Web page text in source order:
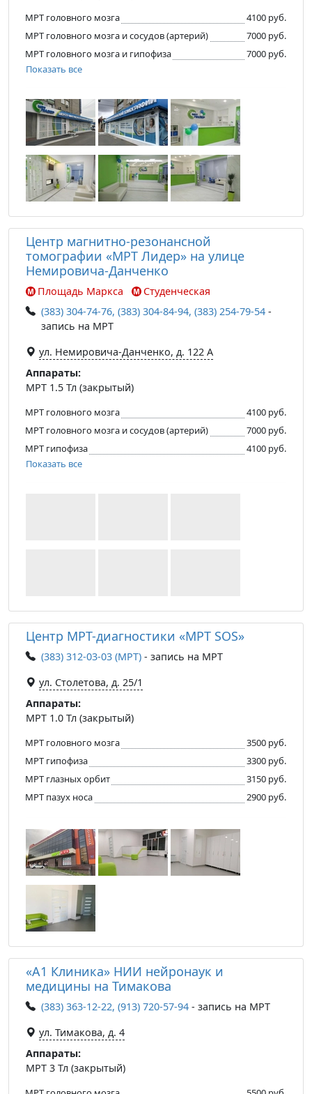
МРТ головного мозга
4100 руб.
МРТ головного мозга и сосудов (артерий)
7000 руб.
МРТ головного мозга и гипофиза
7000 руб.
Показать все
Центр магнитно-резонансной
томографии «МРТ Лидер» на улице
Немировича-Данченко
Площадь Маркса
Студенческая
(383) 304-74-76, (383) 304-84-94, (383) 254-79-54 -
запись на МРТ
ул. Немировича-Данченко, д. 122 А
Аппараты:
МРТ 1.5 Тл (закрытый)
МРТ головного мозга
4100 руб.
МРТ головного мозга и сосудов (артерий)
7000 руб.
МРТ гипофиза
4100 руб.
Показать все
Центр МРТ-диагностики «МРТ SOS»
(383) 312-03-03 (МРТ) - запись на МРТ
ул. Столетова, д. 25/1
Аппараты:
МРТ 1.0 Тл (закрытый)
МРТ головного мозга
3500 руб.
МРТ гипофиза
3300 руб.
МРТ глазных орбит
3150 руб.
МРТ пазух носа
2900 руб.
«А1 Клиника» НИИ нейронаук и
медицины на Тимакова
(383) 363-12-22, (913) 720-57-94 - запись на МРТ
ул. Тимакова, д. 4
Аппараты:
МРТ 3 Тл (закрытый)